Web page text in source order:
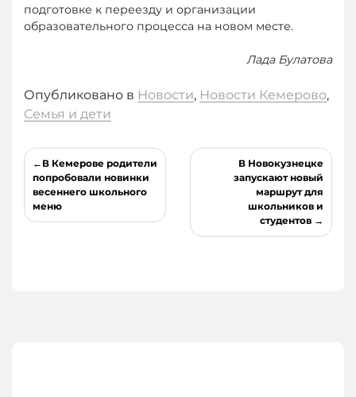
подготовке к переезду и организации
образовательного процесса на новом месте.
Лада Булатова
Опубликовано в Новости, Новости Кемерово,
Семья и дети
Навигация
по
записям
В Кемерове родители
попробовали новинки
весеннего школьного
меню
В Новокузнецке
запускают новый
маршрут для
школьников и
студентов